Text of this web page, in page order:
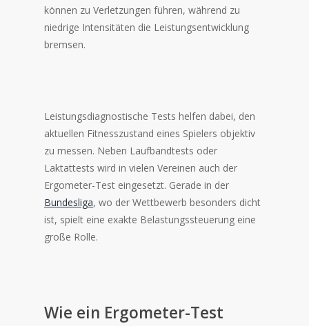
können zu Verletzungen führen, während zu
niedrige Intensitäten die Leistungsentwicklung
bremsen.
Leistungsdiagnostische Tests helfen dabei, den
aktuellen Fitnesszustand eines Spielers objektiv
zu messen. Neben Laufbandtests oder
Laktattests wird in vielen Vereinen auch der
Ergometer-Test eingesetzt. Gerade in der
Bundesliga, wo der Wettbewerb besonders dicht
ist, spielt eine exakte Belastungssteuerung eine
große Rolle.
Wie ein Ergometer-Test